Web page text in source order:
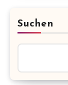
Suchen